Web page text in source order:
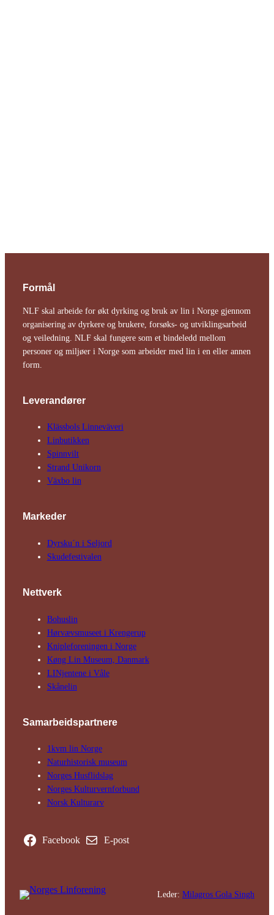
Formål
NLF skal arbeide for økt dyrking og bruk av lin i Norge gjennom
organisering av dyrkere og brukere, forsøks- og utviklingsarbeid
og veiledning. NLF skal fungere som et bindeledd mellom
personer og miljøer i Norge som arbeider med lin i en eller annen
form.
Leverandører
Klässbols Linne­väveri
Linbutikken
Spinnvilt
Strand Unikorn
Växbo lin
Markeder
Dyrsku´n i Seljord
Skude­fes­tivalen
Nettverk
Bohuslin
Hørvævs­museet i Krengerup
Kniple­foreningen i Norge
Køng Lin Museum, Danmark
LINjentene i Våle
Skånelin
Samarbeids­partnere
1kvm lin Norge
Natur­his­torisk­ museum
Norges Husflids­lag
Norges Kultur­vern­forbund
Norsk Kulturarv
Facebook E-post
Leder: Milagros Gola Singh